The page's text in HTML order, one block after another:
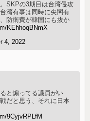
SKPの3期目は台湾侵攻
湾有事は同時に尖閣有
防衛費が韓国にも抜か
KEhhoqBNmX
4, 2022
と煽ってる議員がい
だと思う、それに日本
9CyjvRPLfM